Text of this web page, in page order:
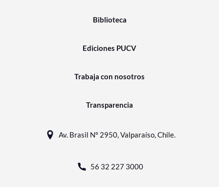
Biblioteca
Ediciones PUCV
Trabaja con nosotros
Transparencia
Av. Brasil N° 2950, Valparaíso, Chile.
56 32 227 3000